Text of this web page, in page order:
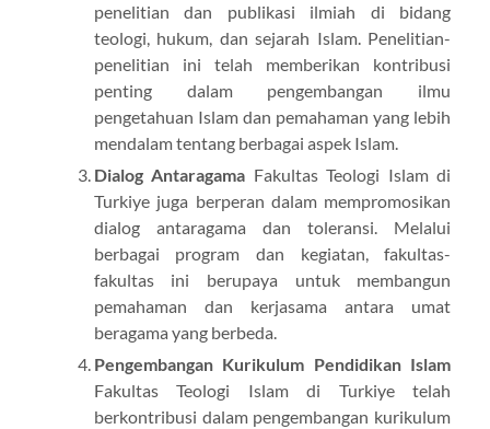
penelitian dan publikasi ilmiah di bidang
teologi, hukum, dan sejarah Islam. Penelitian-
penelitian ini telah memberikan kontribusi
penting dalam pengembangan ilmu
pengetahuan Islam dan pemahaman yang lebih
mendalam tentang berbagai aspek Islam.
Dialog Antaragama Fakultas Teologi Islam di
Turkiye juga berperan dalam mempromosikan
dialog antaragama dan toleransi. Melalui
berbagai program dan kegiatan, fakultas-
fakultas ini berupaya untuk membangun
pemahaman dan kerjasama antara umat
beragama yang berbeda.
Pengembangan Kurikulum Pendidikan Islam
Fakultas Teologi Islam di Turkiye telah
berkontribusi dalam pengembangan kurikulum